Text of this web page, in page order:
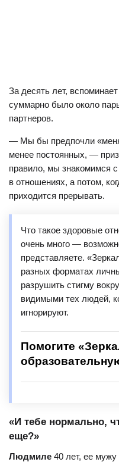
За десять лет,
суммарно было около
партнеров.
— Мы бы предпочли
менее постоянных, —
правило, мы знакомимся
в отношениях, а потом,
приходится прерывать.
Что такое здоровые
очень много —
представляете.
разных форматах
разрушить стигму
видимыми тех людей,
игнорируют.
Помогите
независимым.
быстро и безопасно
«И тебе нормально,
еще?»
Людмиле 40 лет, ее мужу